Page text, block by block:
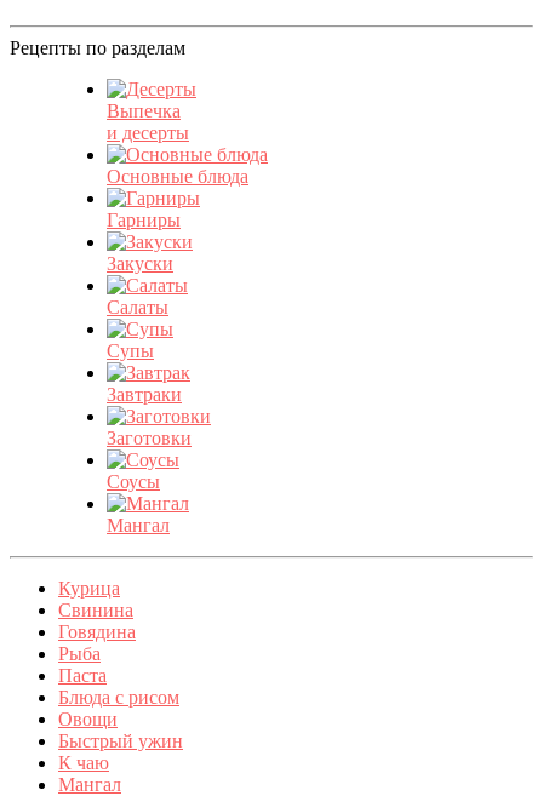
Рецепты по разделам
Выпечка
и десерты
Основные блюда
Гарниры
Закуски
Салаты
Супы
Завтраки
Заготовки
Соусы
Мангал
Курица
Свинина
Говядина
Рыба
Паста
Блюда с рисом
Овощи
Быстрый ужин
К чаю
Мангал